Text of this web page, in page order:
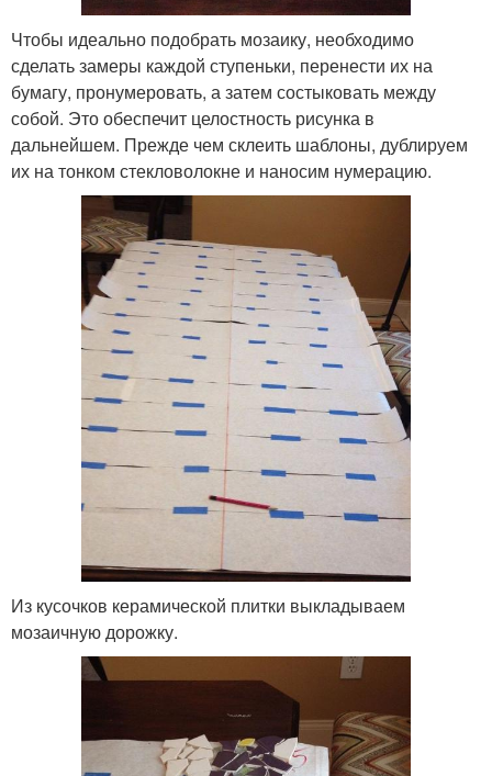
Чтобы идеально подобрать мозаику, необходимо
сделать замеры каждой ступеньки, перенести их на
бумагу, пронумеровать, а затем состыковать между
собой. Это обеспечит целостность рисунка в
дальнейшем. Прежде чем склеить шаблоны, дублируем
их на тонком стекловолокне и наносим нумерацию.
Из кусочков керамической плитки выкладываем
мозаичную дорожку.